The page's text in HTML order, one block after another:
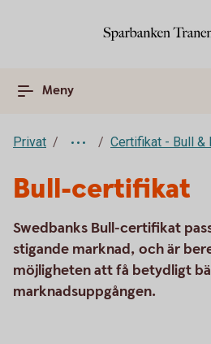
Meny
Privat Certifikat - Bull &
Bull-certifikat
Swedbanks Bull-certifikat
stigande marknad, och är
möjligheten att få betydligt
marknadsuppgången.